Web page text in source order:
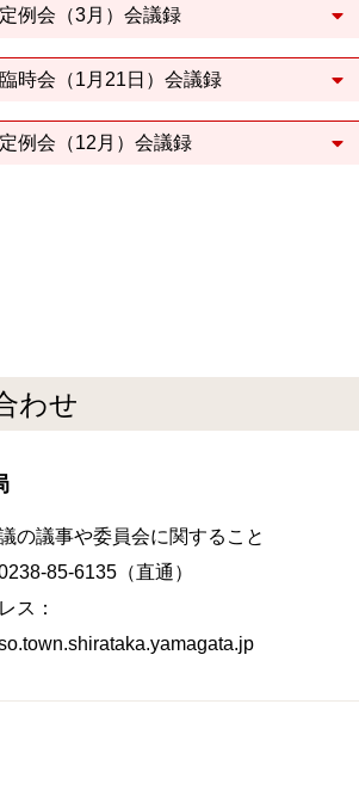
例会（3月）会議録
時会（1月21日）会議録
例会（12月）会議録
わせ
の議事や委員会に関すること
85-6135（直通）
ス：